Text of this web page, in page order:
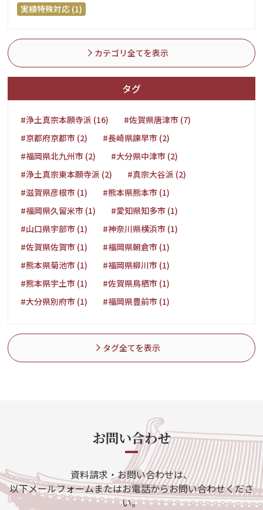
実績特殊対応 (1)
カテゴリ全てを表示
タグ
#浄土真宗本願寺派 (16)
#佐賀県唐津市 (7)
#京都府京都市 (2)
#長崎県諫早市 (2)
#福岡県北九州市 (2)
#大分県中津市 (2)
#浄土真宗東本願寺派 (2)
#真宗大谷派 (2)
#滋賀県彦根市 (1)
#熊本県熊本市 (1)
#福岡県久留米市 (1)
#愛知県知多市 (1)
#山口県宇部市 (1)
#神奈川県横浜市 (1)
#佐賀県佐賀市 (1)
#福岡県朝倉市 (1)
#熊本県菊池市 (1)
#福岡県柳川市 (1)
#熊本県宇土市 (1)
#佐賀県鳥栖市 (1)
#大分県別府市 (1)
#福岡県豊前市 (1)
タグ全てを表示
お問い合わせ
資料請求・お問い合わせは、
以下メールフォームまたはお電話からお問い合わせくださ
い。